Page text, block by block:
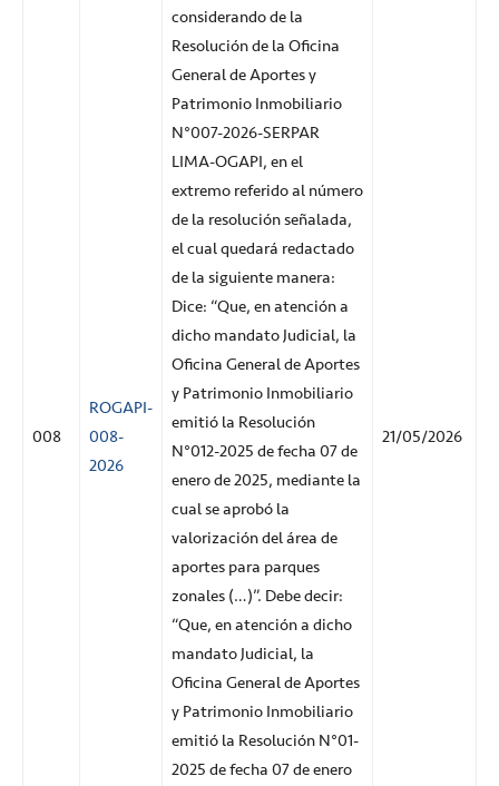
008
ROGAPI-
008-
2026
considerando de la
Resolución de la Oficina
General de Aportes y
Patrimonio Inmobiliario
N°007-2026-SERPAR
LIMA-OGAPI, en el
extremo referido al número
de la resolución señalada,
el cual quedará redactado
de la siguiente manera:
Dice: “Que, en atención a
dicho mandato Judicial, la
Oficina General de Aportes
y Patrimonio Inmobiliario
emitió la Resolución
N°012-2025 de fecha 07 de
enero de 2025, mediante la
cual se aprobó la
valorización del área de
aportes para parques
zonales (…)”. Debe decir:
“Que, en atención a dicho
mandato Judicial, la
Oficina General de Aportes
y Patrimonio Inmobiliario
emitió la Resolución N°01-
2025 de fecha 07 de enero
21/05/2026